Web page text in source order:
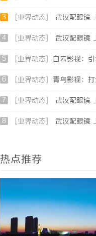
3 [业界动态] 武汉配眼镜
4 [业界动态] 武汉配眼镜
5 [业界动态] 白云影视：引领影视娱
6 [业界动态] 青鸟影视：打造优质
7 [业界动态] 武汉配眼镜
8 [业界动态] 武汉配眼镜
热点推荐